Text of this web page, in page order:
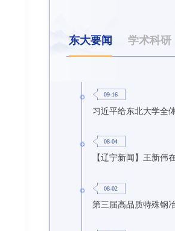
东大要闻 学术科研
09-16
习近平给东北大学全
08-04
08-02